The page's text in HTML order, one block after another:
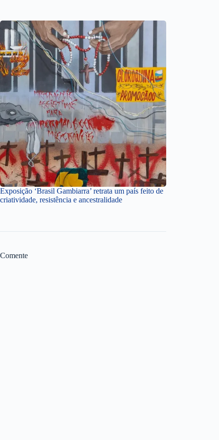
Exposição ‘Brasil Gambiarra’ retrata um país feito de
criatividade, resistência e ancestralidade
Comente